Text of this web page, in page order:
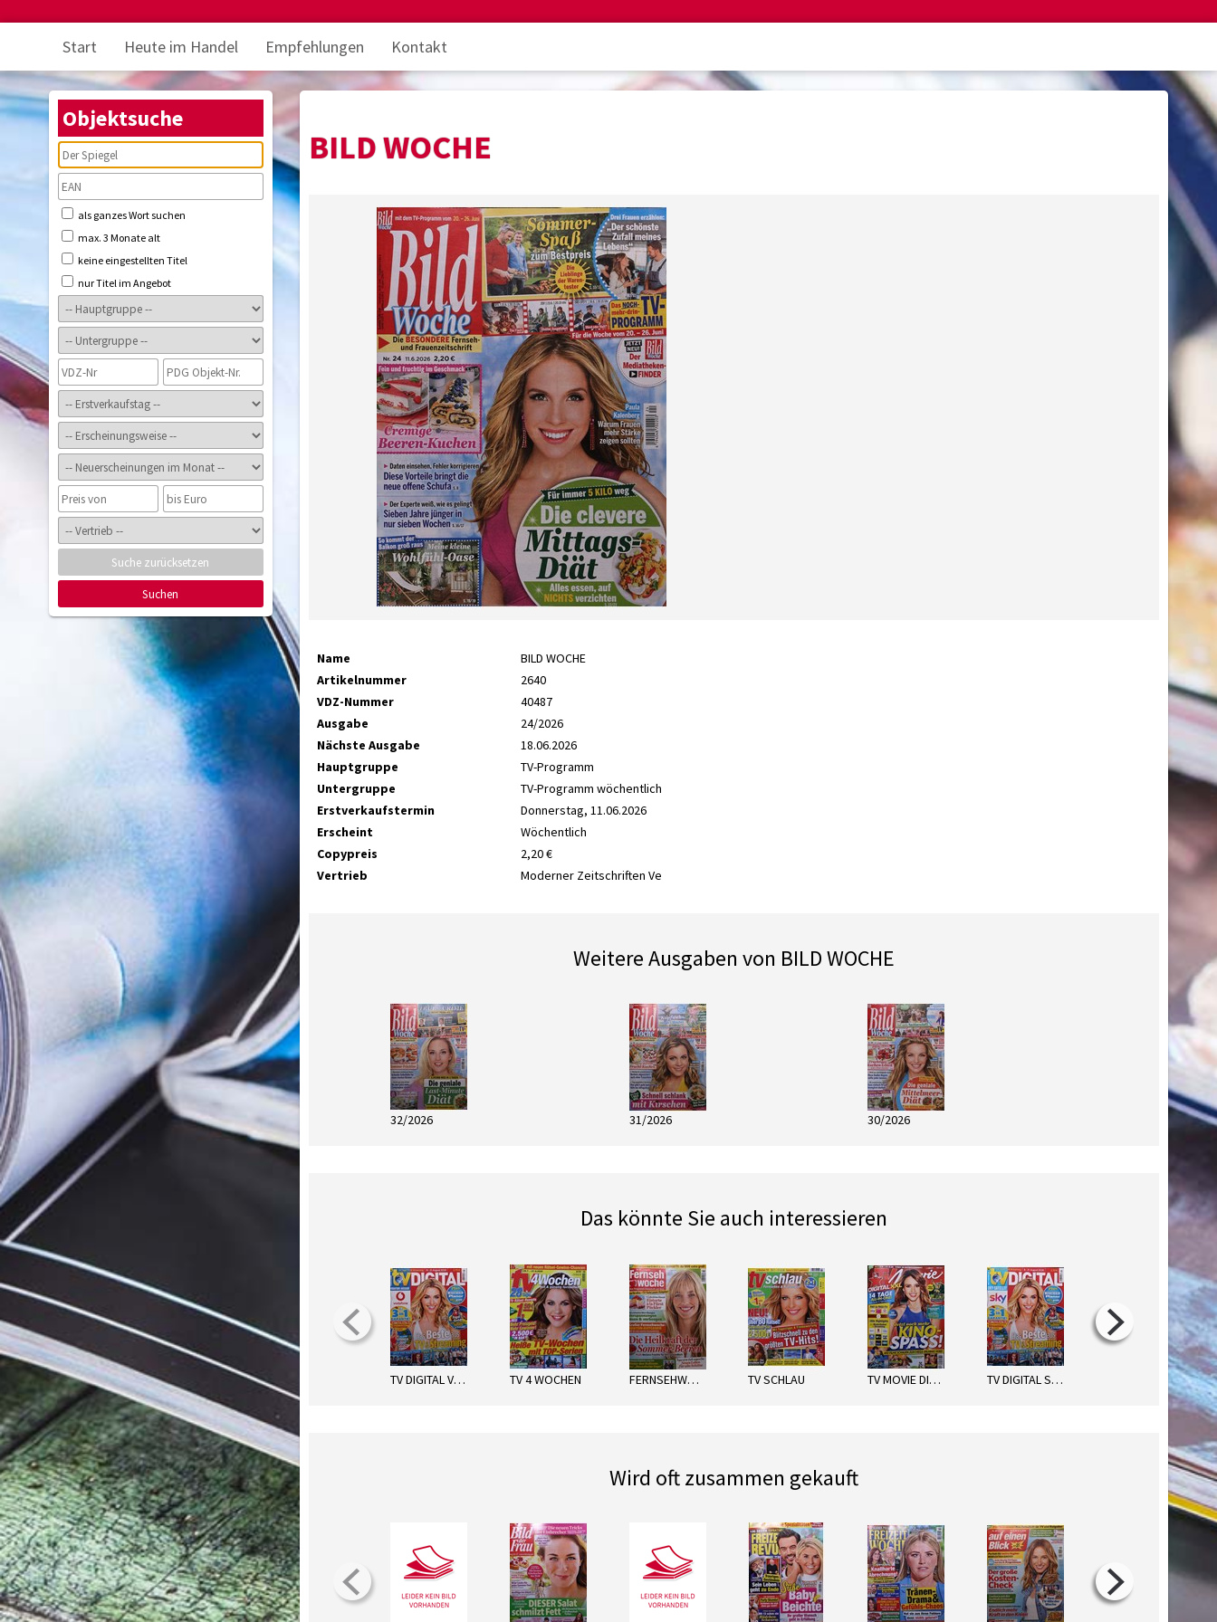
Start Heute im Handel Empfehlungen Kontakt
Objektsuche
als ganzes Wort suchen
max. 3 Monate alt
keine eingestellten Titel
nur Titel im Angebot
Suche zurücksetzen
Suchen
BILD WOCHE
Name
BILD WOCHE
Artikelnummer
2640
VDZ-Nummer
40487
Ausgabe
24/2026
Nächste Ausgabe
18.06.2026
Hauptgruppe
TV-Programm
Untergruppe
TV-Programm wöchentlich
Erstverkaufstermin
Donnerstag, 11.06.2026
Erscheint
Wöchentlich
Copypreis
2,20 €
Vertrieb
Moderner Zeitschriften Ve
Weitere Ausgaben von BILD WOCHE
32/2026 31/2026 30/2026
Das könnte Sie auch interessieren
TV DIGITAL VODAFONE TV 4 WOCHEN FERNSEHWOCHE NORD TV SCHLAU TV MOVIE DIGITAL XXL TV DIGITAL SKY SATELLIT TV SPIELFILM DIG. XXL
next
Wird oft zusammen gekauft
next